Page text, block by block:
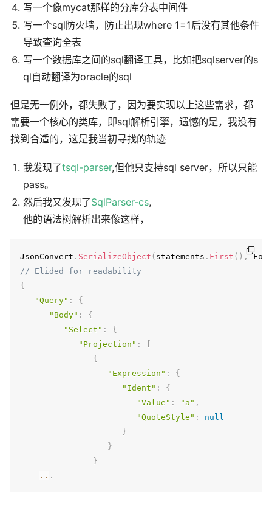
写一个像mycat那样的分库分表中间件
写一个sql防火墙，防止出现where 1=1后没有其他条件
导致查询全表
写一个数据库之间的sql翻译工具，比如把sqlserver的s
ql自动翻译为oracle的sql
但是无一例外，都失败了，因为要实现以上这些需求，都
需要一个核心的类库，即sql解析引擎，遗憾的是，我没有
找到合适的，这是我当初寻找的轨迹
我发现了tsql-parser,但他只支持sql server，所以只能
pass。
然后我又发现了SqlParser-cs,
他的语法树解析出来像这样，
JsonConvert . SerializeObject ( statements . First ( ) ,
// Elided for readability
{
"Query" :
{
"Body" :
{
"Select" :
{
"Projection" :
[
{
"Expression" :
{
"Ident" :
{
"Value" : "a" ,
"QuoteStyle" :
null
}
}
}
.. .